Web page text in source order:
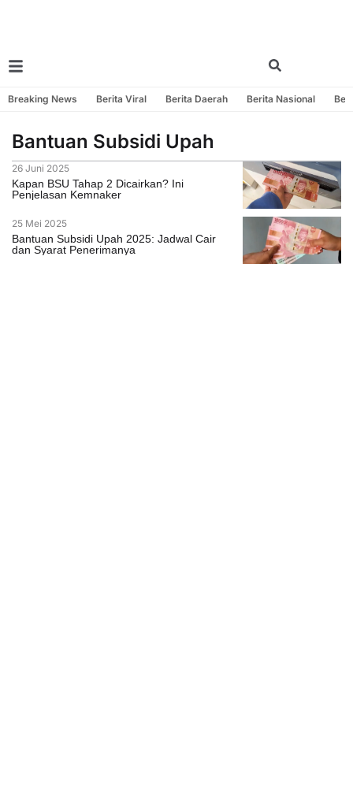
Breaking News Berita Viral Berita Daerah Berita Nasional
Bantuan Subsidi Upah
26 Juni 2025
Kapan BSU Tahap 2 Dicairkan? Ini
Penjelasan Kemnaker
25 Mei 2025
Bantuan Subsidi Upah 2025: Jadwal Cair
dan Syarat Penerimanya